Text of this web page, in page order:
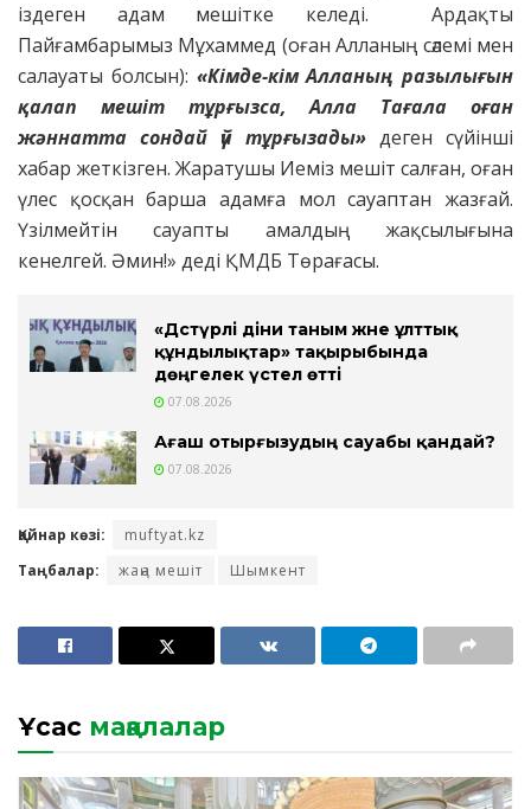
іздеген адам мешітке келеді. Ардақты
Пайғамбарымыз Мұхаммед (оған Алланың сәлемі мен
салауаты болсын): «Кімде-кім Алланың разылығын
қалап мешіт тұрғызса, Алла Тағала оған
жәннатта сондай үй тұрғызады» деген сүйінші
хабар жеткізген. Жаратушы Иеміз мешіт салған, оған
үлес қосқан барша адамға мол сауаптан жазғай.
Үзілмейтін сауапты амалдың жақсылығына
кенелгей. Әмин!» деді ҚМДБ Төрағасы.
«Дәстүрлі діни таным және ұлттық
құндылықтар» тақырыбында
дөңгелек үстел өтті
07.08.2026
Ағаш отырғызудың сауабы қандай?
07.08.2026
Қайнар көзі:
muftyat.kz
Таңбалар:
жаңа мешіт Шымкент
Ұқсас мақалалар